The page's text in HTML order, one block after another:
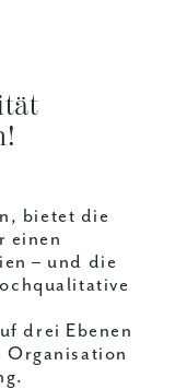
bietet die
einen
– und die
drei Ebenen
Organisation